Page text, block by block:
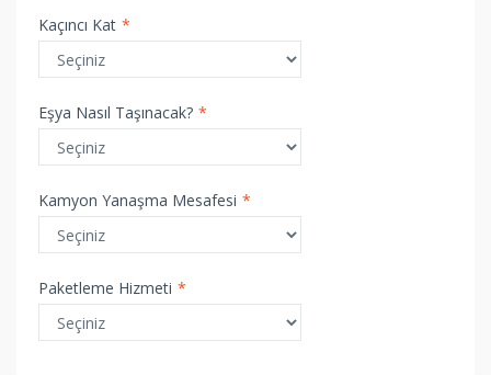
Kaçıncı Kat *
Eşya Nasıl Taşınacak? *
Kamyon Yanaşma Mesafesi *
Paketleme Hizmeti *